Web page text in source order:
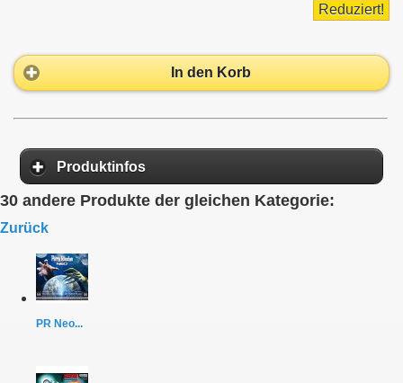
Reduziert!
In den Korb
Produktinfos
30 andere Produkte der gleichen Kategorie:
Zurück
PR Neo...